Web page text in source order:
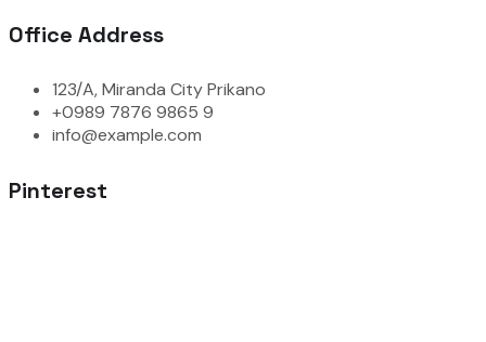
Office Address
123/A, Miranda City Prikano
+0989 7876 9865 9
info@example.com
Pinterest